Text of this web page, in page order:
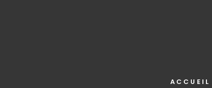
ACCUEIL